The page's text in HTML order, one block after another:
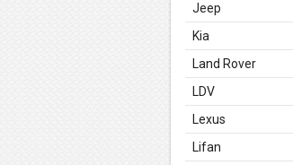
Jeep
Kia
Land Rover
LDV
Lexus
Lifan